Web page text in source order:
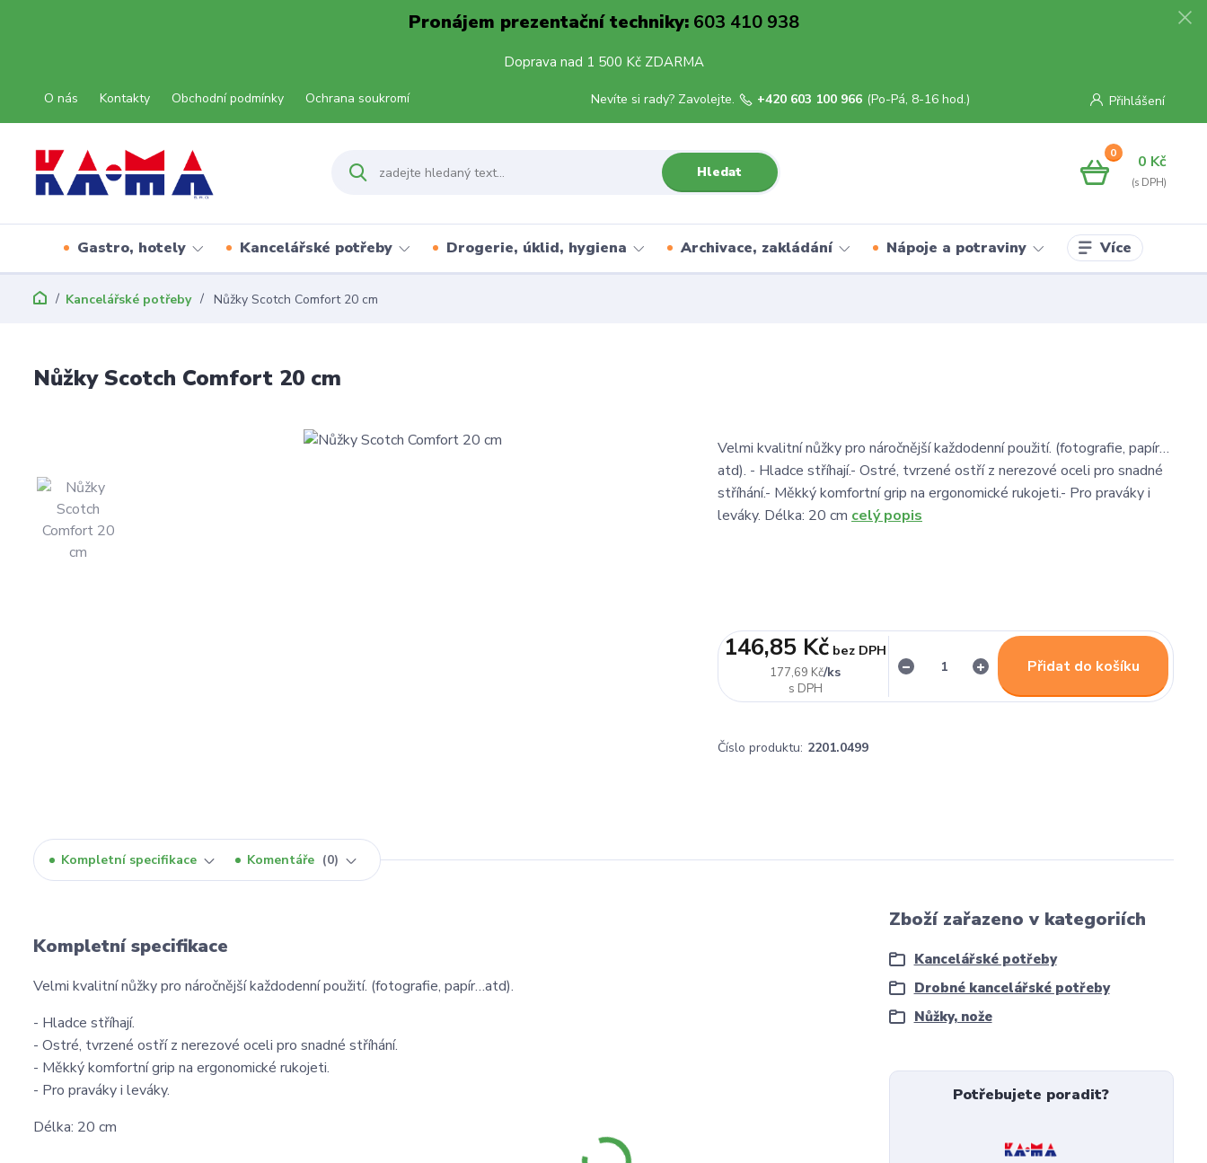
Pronájem prezentační techniky:603 410 938
Doprava nad 1 500 Kč ZDARMA
O nás Kontakty Obchodní podmínky Ochrana soukromí Přihlášení
Hledat
Nevíte si rady? Zavolejte. +420 603 100 966 (Po-Pá, 8-16 hod.)
0 0 Kč
Gastro, hotely Kancelářské potřeby Drogerie, úklid, hygiena Archivace, zakládání Nápoje a potraviny Více
Kancelářské potřeby Nůžky Scotch Comfort 20 cm
Nůžky Scotch Comfort 20 cm
Velmi kvalitní nůžky pro náročnější každodenní použití. (fotografie, papír…
atd). - Hladce stříhají.- Ostré, tvrzené ostří z nerezové oceli pro snadné
stříhání.- Měkký komfortní grip na ergonomické rukojeti.- Pro praváky i
leváky. Délka: 20 cm celý popis
177,69 Kč/ks
146,85 Kč bez DPH
Přidat do košíku
Číslo produktu: 2201.0499
Kompletní specifikace Komentáře 0
Kompletní specifikace
Velmi kvalitní nůžky pro náročnější každodenní použití. (fotografie, papír…atd).
- Hladce stříhají.
- Ostré, tvrzené ostří z nerezové oceli pro snadné stříhání.
- Měkký komfortní grip na ergonomické rukojeti.
- Pro praváky i leváky.
Délka: 20 cm
Zboží zařazeno v kategoriích
Kancelářské potřeby
Drobné kancelářské potřeby
Nůžky, nože
Potřebujete poradit?